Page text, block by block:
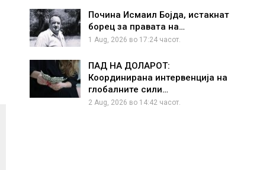
Почина Исмаил Бојда, истакнат
борец за правата на…
1 Aug, 2026 во 17:24 часот.
ПАД НА ДОЛАРОТ:
Координирана интервенција на
глобалните сили…
2 Aug, 2026 во 14:42 часот.